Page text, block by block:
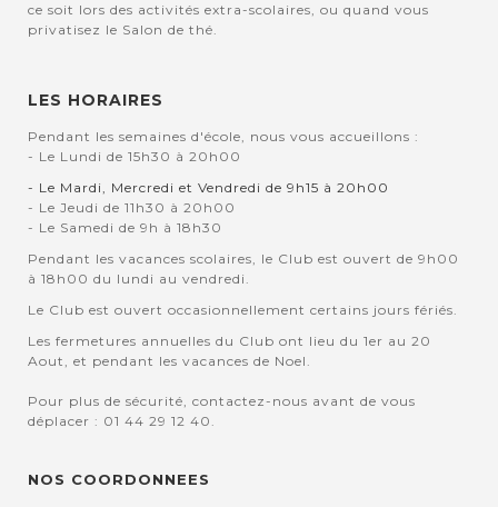
ce soit lors des activités extra-scolaires, ou quand vous
privatisez le Salon de thé.
LES HORAIRES
Pendant les semaines d'école, nous vous accueillons :
- Le Lundi de 15h30 à 20h00
- Le Mardi, Mercredi et Vendredi de 9h15 à 20h00
- Le Jeudi de 11h30 à 20h00
- Le Samedi de 9h à 18h30
Pendant les vacances scolaires, le Club est ouvert de 9h00
à 18h00 du lundi au vendredi.
Le Club est ouvert occasionnellement certains jours fériés.
Les fermetures annuelles du Club ont lieu du 1er au 20
Aout, et pendant les vacances de Noel.
Pour plus de sécurité, contactez-nous avant de vous
déplacer : 01 44 29 12 40.
NOS COORDONNEES